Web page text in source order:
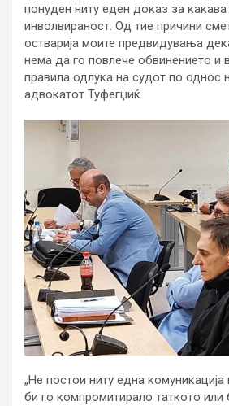
понуден ниту еден доказ за
инволвираност. Од тие причини
остварија моите предвидувања
нема да го повлече обвинението и
правила одлука на судот по однос
адвокатот Туфегџиќ.
„Не постои ниту една
би го компромитирало таткото или